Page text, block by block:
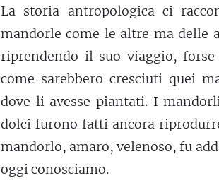
La storia antropologica ci
mandorle come le altre ma delle
riprendendo il suo viaggio,
come sarebbero cresciuti quei
dove li avesse piantati. I
dolci furono fatti ancora
mandorlo, amaro, velenoso, fu
oggi conosciamo.